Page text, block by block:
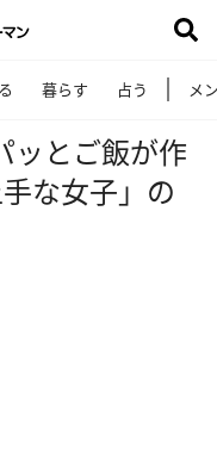
暮らす 占う メ
ッとご飯が作
な女子」の